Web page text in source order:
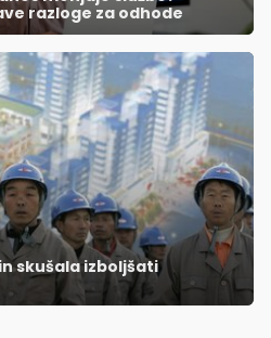
razloge za odhode
skušala izboljšati